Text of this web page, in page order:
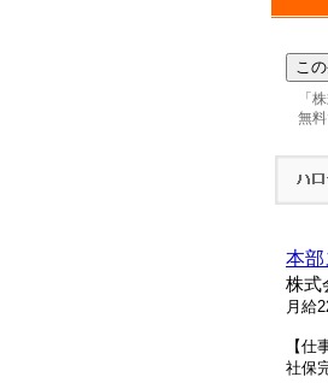
「
無
本部
株式
月給
【
社保